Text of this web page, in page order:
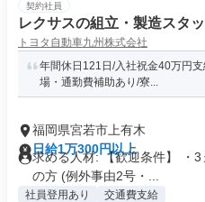
契約社員
レクサスの組立・製造スタ
トヨタ自動車九州株式会社
年間休日121日/入社祝金40万円
場・通勤費補助あり/寮...
福岡県宮若市上有木
日給1万300円以上
求める人材: 【歓迎条件】 ・
の方 (例外事由2号・...
社員登用あり 交通費支給